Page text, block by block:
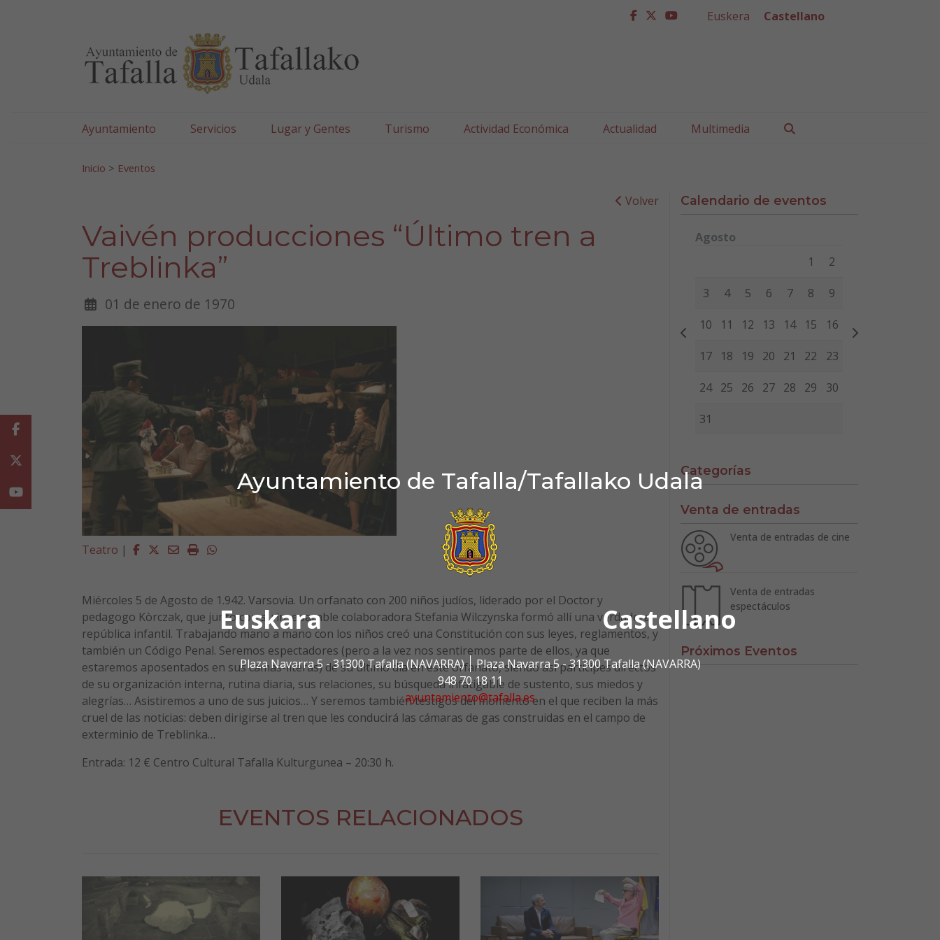
Ayuntamiento de Tafalla/Tafallako Udala
Euskara Castellano
Plaza Navarra 5 - 31300 Tafalla (NAVARRA)
Plaza Navarra 5 - 31300 Tafalla (NAVARRA)
948 70 18 11
ayuntamiento@tafalla.es
facebook
twitter
youtube
Euskera Castellano
Ayuntamiento Servicios Lugar y Gentes Turismo Actividad Económica Actualidad Multimedia
Inicio > Eventos
Volver
Vaivén producciones “Último tren a
Treblinka”
01 de enero de 1970
Teatro | Facebook
Twitter
EmailImprimirWhatsapp
Miércoles 5 de Agosto de 1.942. Varsovia. Un orfanato con 200 niños judíos, liderado por el Doctor y
pedagogo Kòrczak, que junto con su inseparable colaboradora Stefania Wilczynska formó allí una verdadera
república infantil. Trabajando mano a mano con los niños creó una Constitución con sus leyes, reglamentos, y
también un Código Penal. Seremos espectadores (pero a la vez nos sentiremos parte de ellos, ya que
estaremos aposentados en sus camas-literas) de su último día en este orfanato, siendo así participes directos
de su organización interna, rutina diaria, sus relaciones, su búsqueda infatigable de sustento, sus miedos y
alegrías… Asistiremos a uno de sus juicios… Y seremos también testigos del momento en el que reciben la más
cruel de las noticias: deben dirigirse al tren que les conducirá las cámaras de gas construidas en el campo de
exterminio de Treblinka…
Entrada: 12 € Centro Cultural Tafalla Kulturgunea – 20:30 h.
EVENTOS RELACIONADOS
Calendario de eventos
Agosto
Miércoles Jueves
1 2
3 4 5 6 7 8 9
10 11 12 13 14 15 16
17 18 19 20 21 22 23
24 25 26 27 28 29 30
31
Categorías
Venta de entradas
Venta de entradas de cine
Venta de entradas
espectáculos
Próximos Eventos
Facebook
Youtube